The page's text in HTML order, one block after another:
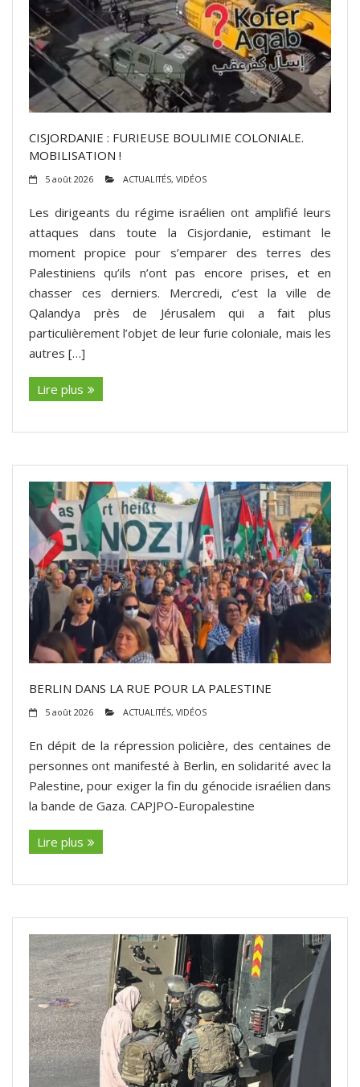
CISJORDANIE : FURIEUSE BOULIMIE COLONIALE.
MOBILISATION !
5 août 2026 ACTUALITÉS, VIDÉOS
Les dirigeants du régime israélien ont amplifié leurs
attaques dans toute la Cisjordanie, estimant le
moment propice pour s’emparer des terres des
Palestiniens qu’ils n’ont pas encore prises, et en
chasser ces derniers. Mercredi, c’est la ville de
Qalandya près de Jérusalem qui a fait plus
particulièrement l’objet de leur furie coloniale, mais les
autres […]
Lire plus
BERLIN DANS LA RUE POUR LA PALESTINE
5 août 2026 ACTUALITÉS, VIDÉOS
En dépit de la répression policière, des centaines de
personnes ont manifesté à Berlin, en solidarité avec la
Palestine, pour exiger la fin du génocide israélien dans
la bande de Gaza. CAPJPO-Europalestine
Lire plus